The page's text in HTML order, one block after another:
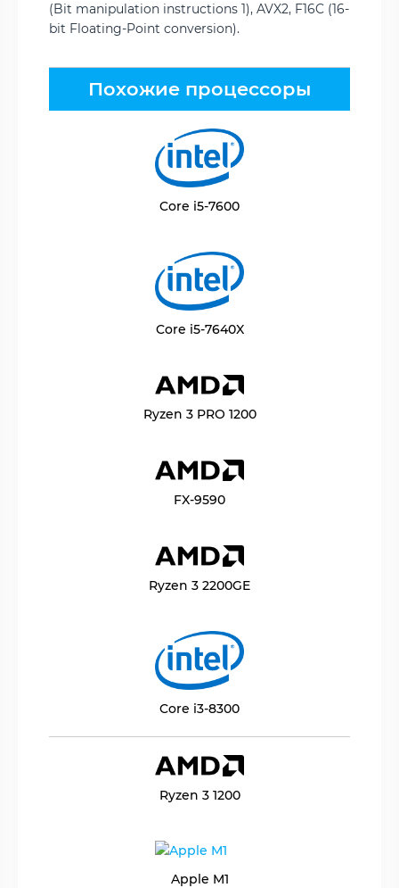
(Bit manipulation instructions 1), AVX2, F16C (16-
bit Floating-Point conversion).
Похожие процессоры
Core i5-7600
Core i5-7640X
Ryzen 3 PRO 1200
FX-9590
Ryzen 3 2200GE
Core i3-8300
Ryzen 3 1200
Apple M1